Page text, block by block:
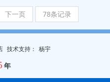
下一页 78条记录
技术支持 ： 杨宇
年